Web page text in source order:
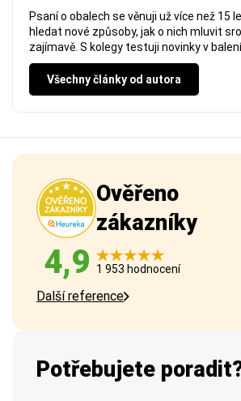
Psaní o obalech se věnuji už více než 15
hledat nové způsoby, jak o nich mluvit
zajímavě. S kolegy testuji novinky v
Všechny články od autora
Ověřeno
zákazníky
4,9 1 953 hodnocení
Další reference
Potřebujete